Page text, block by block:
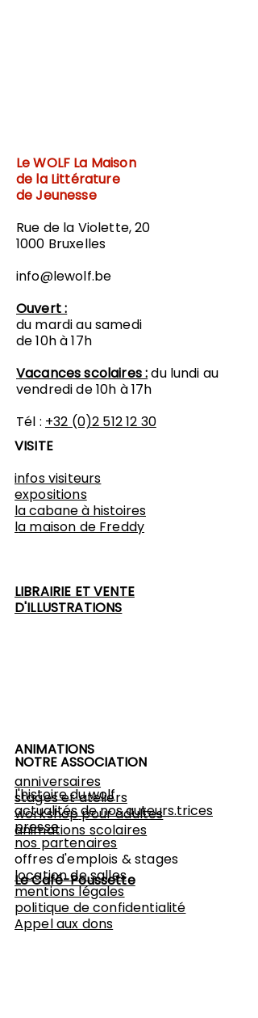
Le WOLF La Maison
de la Littérature
de Jeunesse
Rue de la Violette, 20
1000 Bruxelles
info@lewolf.be
Ouvert :
du mardi au samedi
de 10h à 17h
Vacances scolaires :du lundi au
vendredi de 10h à 17h
Tél : +32 (0)2 512 12 30
VISITE
infos visiteurs
expositions
​la cabane à histoires
la maison de Freddy
LIBRAIRIE ET VENTE
D'ILLUSTRATIONS
ANIMATIONS
anniversaires
stages et ateliers
workshoppour adultes
animations scolaires
Le Café-Poussette
NOTRE ASSOCIATION
l'histoire du wolf
actualités de nos auteurs.trices
presse
nos partenaires
offres d'emplois & stages
location de salles
mentions légales
politique de confidentialité
Appel aux dons